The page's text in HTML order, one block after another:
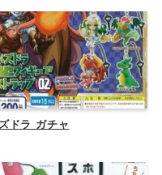
ドラ ガチャ